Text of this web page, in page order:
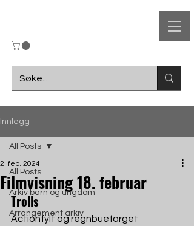
Fr
Innlegg
All Posts
Arkiv barn og ungdom
Arrangement arkiv
All Posts
Filmvisning 18. februar
2. feb. 2024
Trolls
Actionfylt og regnbuefarget